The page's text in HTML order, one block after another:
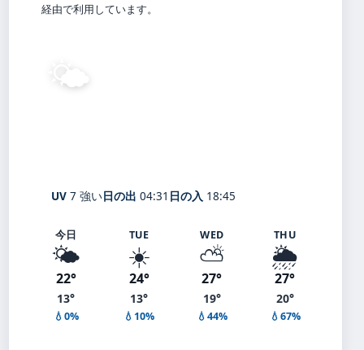
経由で利用しています。
🌤️
UV 7 強い日の出 04:31 日の入 18:45
今日
🌤️
22°
13°
💧0%
TUE
☀️
24°
13°
💧10%
WED
⛅
27°
19°
💧44%
THU
🌦️
27°
20°
💧67%